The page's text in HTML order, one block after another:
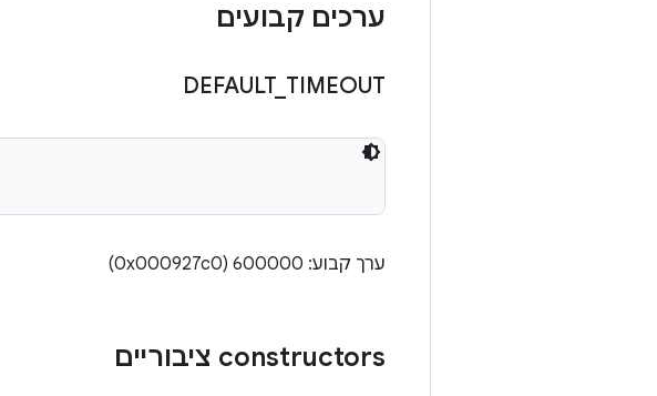
ערכים קבועים
DEFAULT_ TIMEOUT
ערך קבוע: 600000 (0x000927c0)
‫constructors ציבוריים